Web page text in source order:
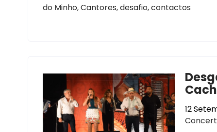
do Minho, Cantores, desafio, contactos
12